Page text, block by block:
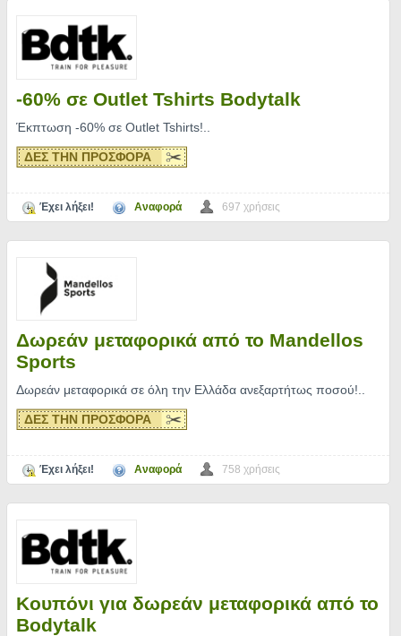
-60% σε Outlet Tshirts Bodytalk
Έκπτωση -60% σε Outlet Tshirts!
ΔΕΣ ΤΗΝ ΠΡΟΣΦΟΡΑ
Έχει λήξει! Αναφορά 697 χρήσεις
Δωρεάν μεταφορικά από το Mandellos
Sports
Δωρεάν μεταφορικά σε όλη την Ελλάδα ανεξαρτήτως ποσού!
ΔΕΣ ΤΗΝ ΠΡΟΣΦΟΡΑ
Έχει λήξει! Αναφορά 758 χρήσεις
Κουπόνι για δωρεάν μεταφορικά από το
Bodytalk